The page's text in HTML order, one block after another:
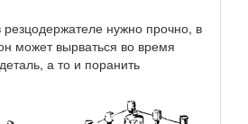
резцодержателе нужно прочно, в
может вырваться во время
а то и поранить